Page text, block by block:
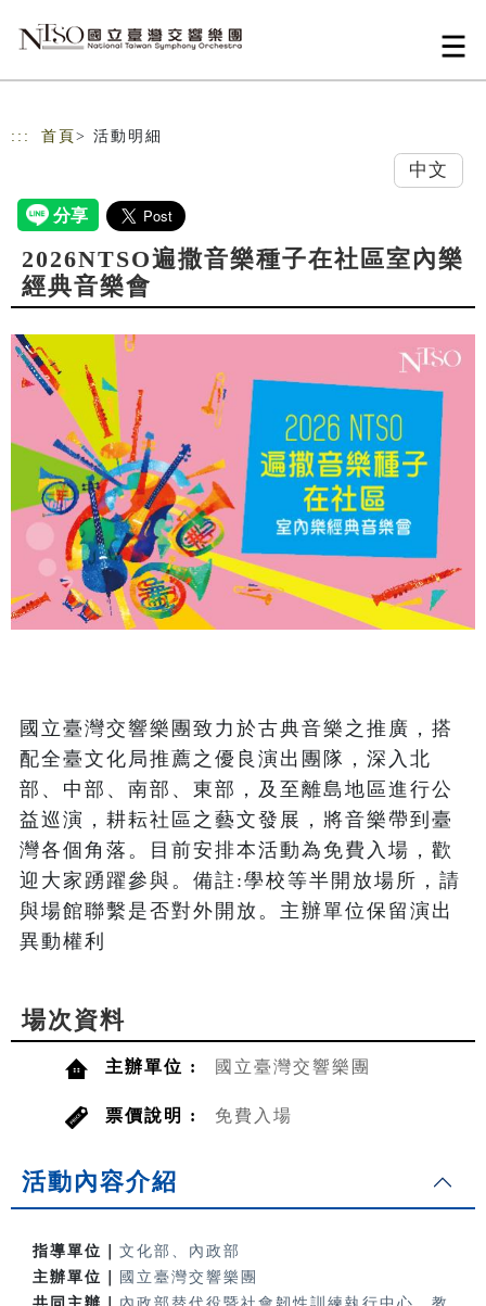
::: 首頁 > 活動明細
中文
2026NTSO遍撒音樂種子在社區室內樂
經典音樂會
國立臺灣交響樂團致力於古典音樂之推廣，搭
配全臺文化局推薦之優良演出團隊，深入北
部、中部、南部、東部，及至離島地區進行公
益巡演，耕耘社區之藝文發展，將音樂帶到臺
灣各個角落。目前安排本活動為免費入場，歡
迎大家踴躍參與。備註:學校等半開放場所，請
與場館聯繫是否對外開放。主辦單位保留演出
異動權利
場次資料
主辦單位 : 國立臺灣交響樂團
票價說明 : 免費入場
活動內容介紹
指導單位｜ 文化部、內政部
主辦單位｜
國立臺灣交響樂團